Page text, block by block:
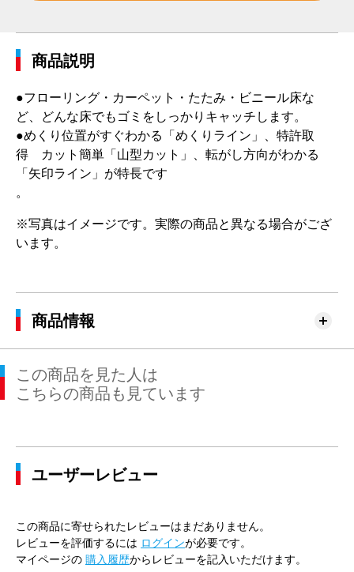
商品説明
●フローリング・カーペット・たたみ・ビニール床な
ど、どんな床でもゴミをしっかりキャッチします。
●めくり位置がすぐわかる「めくりライン」、特許取
得 カット簡単「山型カット」、転がし方向がわかる
「矢印ライン」が特長です
。
※写真はイメージです。実際の商品と異なる場合がござ
います。
商品情報
この商品を見た人は
こちらの商品も見ています
ユーザーレビュー
この商品に寄せられたレビューはまだありません。
レビューを評価するには ログインが必要です。
マイページの 購入履歴からレビューを記入いただけます。